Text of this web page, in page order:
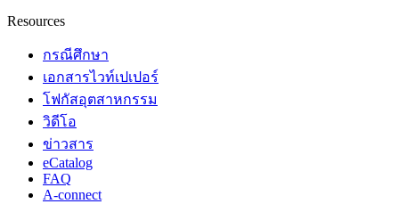
Resources
กรณีศึกษา
เอกสารไวท์เปเปอร์
โฟกัสอุตสาหกรรม
วิดีโอ
ข่าวสาร
eCatalog
FAQ
A-connect